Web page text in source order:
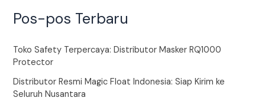
Pos-pos Terbaru
Toko Safety Terpercaya: Distributor Masker RQ1000
Protector
Distributor Resmi Magic Float Indonesia: Siap Kirim ke
Seluruh Nusantara